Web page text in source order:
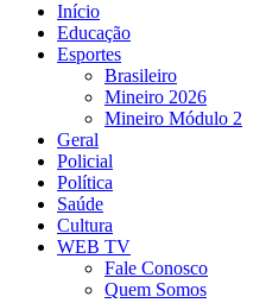
Início
Educação
Esportes
Brasileiro
Mineiro 2026
Mineiro Módulo 2
Geral
Policial
Política
Saúde
Cultura
WEB TV
Fale Conosco
Quem Somos